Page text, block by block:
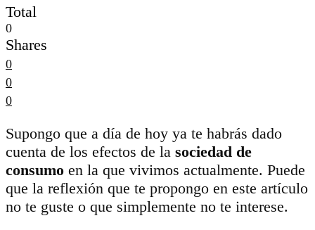
Total
0
Shares
0
0
0
Supongo que a día de hoy ya te habrás dado
cuenta de los efectos de la sociedad de
consumo en la que vivimos actualmente. Puede
que la reflexión que te propongo en este artículo
no te guste o que simplemente no te interese.